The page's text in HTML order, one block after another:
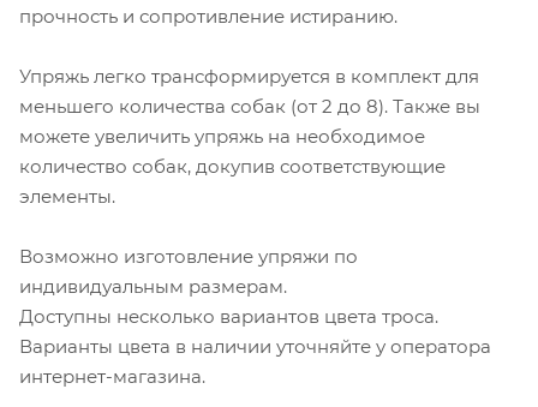
прочность и сопротивление истиранию.
Упряжь легко трансформируется в комплект для
меньшего количества собак (от 2 до 8). Также вы
можете увеличить упряжь на необходимое
количество собак, докупив соответствующие
элементы.
Возможно изготовление упряжи по
индивидуальным размерам.
Доступны несколько вариантов цвета троса.
Варианты цвета в наличии уточняйте у оператора
интернет-магазина.